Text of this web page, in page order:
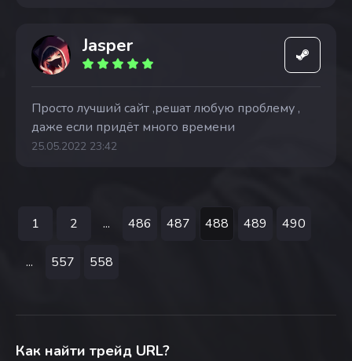
Как найти трейд URL?
Jasper
Просто лучший сайт ,решат любую проблему ,
даже если придёт много времени
25.05.2022 23:42
1 2 ... 486 487 488 489 490
... 557 558